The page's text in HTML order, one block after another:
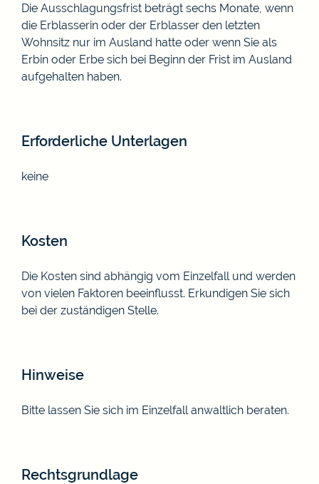
Die Ausschlagungsfrist beträgt sechs Monate, wenn
die Erblasserin oder der Erblasser den letzten
Wohnsitz nur im Ausland hatte oder wenn Sie als
Erbin oder Erbe sich bei Beginn der Frist im Ausland
aufgehalten haben.
Erforderliche Unterlagen
keine
Kosten
Die Kosten sind abhängig vom Einzelfall und werden
von vielen Faktoren beeinflusst. Erkundigen Sie sich
bei der zuständigen Stelle.
Hinweise
Bitte lassen Sie sich im Einzelfall anwaltlich beraten.
Rechtsgrundlage